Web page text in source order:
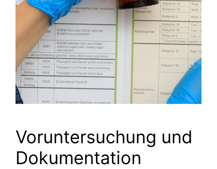
Voruntersuchung und
Dokumentation